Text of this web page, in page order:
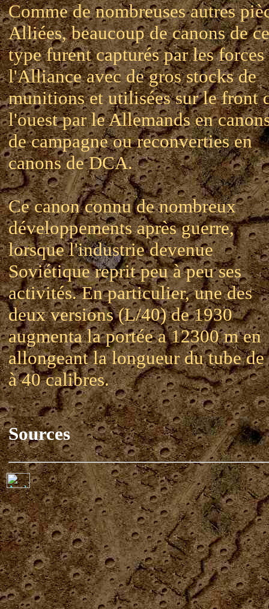
Comme de nombreuses autres
Alliées, beaucoup de canons de ce
type furent capturés par les forces
l'Alliance avec de gros stocks de
munitions et utilisées sur le front
l'ouest par le Allemands en
de campagne ou reconverties en
canons de DCA.
Ce canon connu de nombreux
développements après guerre,
lorsque l'industrie devenue
Soviétique reprit peu à peu ses
activités. En particulier, une des
deux versions (L/40) de 1930
augmenta la portée a 12300 m en
allongeant la longueur du tube de
à 40 calibres.
Sources